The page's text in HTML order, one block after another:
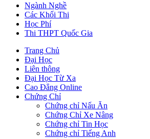
Ngành Nghề
Các Khối Thi
Học Phí
Thi THPT Quốc Gia
Trang Chủ
Đại Học
Liên thông
Đại Học Từ Xa
Cao Đẳng Online
Chứng Chỉ
Chứng chỉ Nấu Ăn
Chứng Chỉ Xe Nâng
Chứng chỉ Tin Học
Chứng chỉ Tiếng Anh